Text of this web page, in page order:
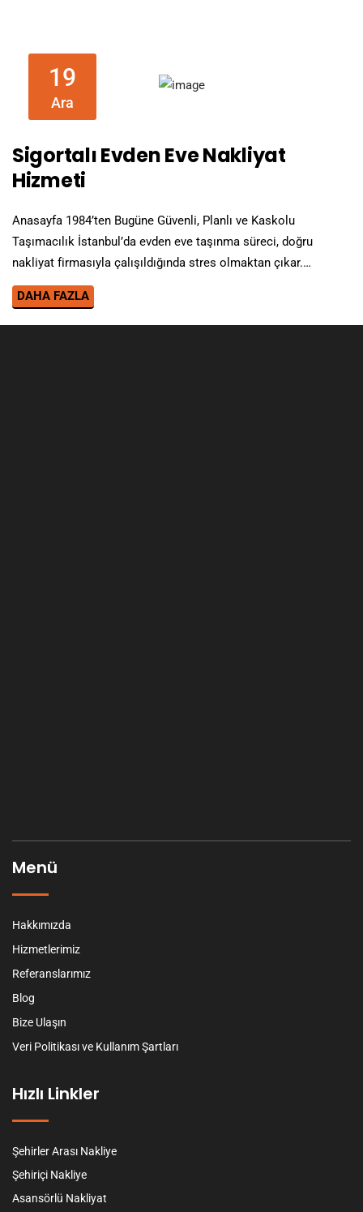
19
Ara
Sigortalı Evden Eve Nakliyat
Hizmeti
Anasayfa 1984’ten Bugüne Güvenli, Planlı ve Kaskolu
Taşımacılık İstanbul’da evden eve taşınma süreci, doğru
nakliyat firmasıyla çalışıldığında stres olmaktan çıkar.…
DAHA FAZLA
Menü
Hakkımızda
Hizmetlerimiz
Referanslarımız
Blog
Bize Ulaşın
Veri Politikası ve Kullanım Şartları
Hızlı Linkler
Şehirler Arası Nakliye
Şehiriçi Nakliye
Asansörlü Nakliyat